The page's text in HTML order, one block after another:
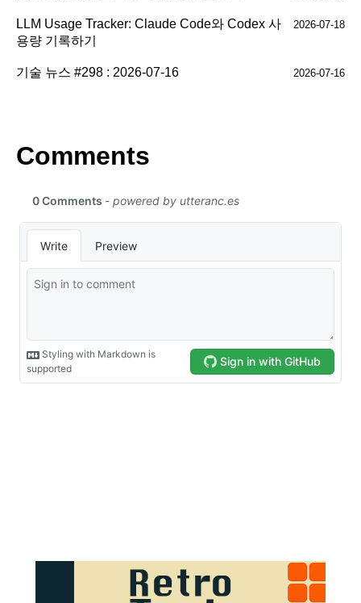
LLM Usage Tracker: Claude Code와 Codex 사
용량 기록하기
2026-07-18
기술 뉴스 #298 : 2026-07-16 2026-07-16
Comments